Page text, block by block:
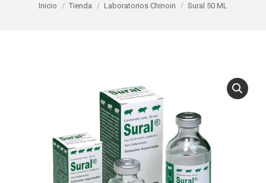
Estás aquí:
Inicio Tienda Laboratorios Chinoin Sural 50 ML